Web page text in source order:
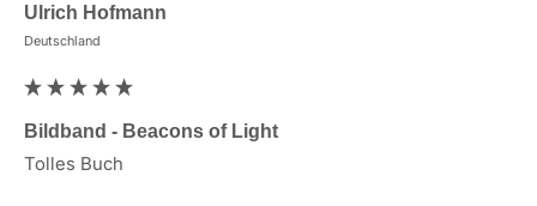
Ulrich Hofmann
Deutschland
Bildband - Beacons of Light
Tolles Buch